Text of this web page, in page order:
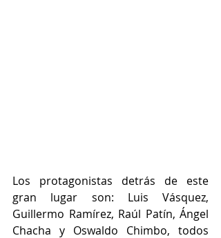
Los protagonistas detrás de este
gran lugar son: Luis Vásquez,
Guillermo Ramírez, Raúl Patín, Ángel
Chacha y Oswaldo Chimbo, todos